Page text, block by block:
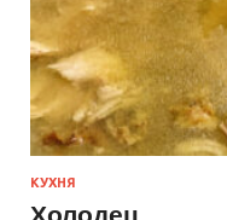
КУХНЯ
Холодец